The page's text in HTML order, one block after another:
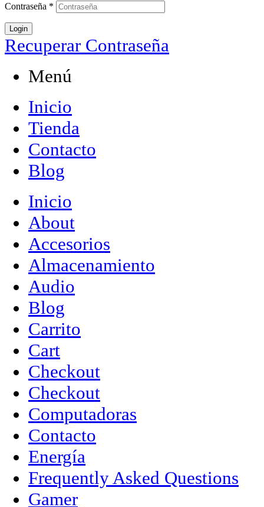
Contraseña *
Login
Recuperar Contraseña
Menú
Inicio
Tienda
Contacto
Blog
Inicio
About
Accesorios
Almacenamiento
Audio
Blog
Carrito
Cart
Checkout
Checkout
Computadoras
Contacto
Energía
Frequently Asked Questions
Gamer